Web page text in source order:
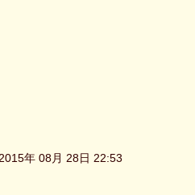
年 08月 28日 22:53